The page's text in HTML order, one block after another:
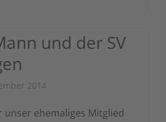
und der SV
2014
unser ehemaliges Mitglied